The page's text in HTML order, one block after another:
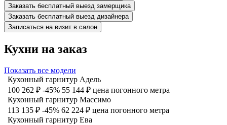
Заказать бесплатный выезд замерщика
Заказать бесплатный выезд дизайнера
Записаться на визит в салон
Кухни на заказ
Показать все модели
Кухонный гарнитур Адель
100 262 ₽ -45% 55 144 ₽ цена погонного метра
Кухонный гарнитур Массимо
113 135 ₽ -45% 62 224 ₽ цена погонного метра
Кухонный гарнитур Ева